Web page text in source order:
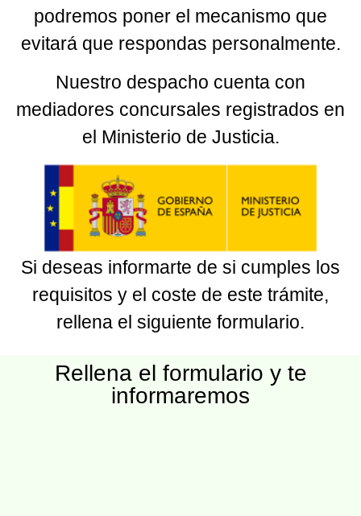
podremos poner el mecanismo que
evitará que respondas personalmente.
Nuestro despacho cuenta con
mediadores concursales registrados en
el Ministerio de Justicia.
Si deseas informarte de si cumples los
requisitos y el coste de este trámite,
rellena el siguiente formulario.
Rellena el formulario y te
informaremos